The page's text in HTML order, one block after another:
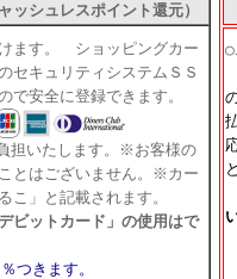
ッシュレスポイント還元）
ます。 ショッピングカー
セキュリティシステムＳＳ
で安全に登録できます。
担いたします。※お客様の
とはございません。※カー
こ」と記載されます。
ビットカード」の使用はで
つきます。
○